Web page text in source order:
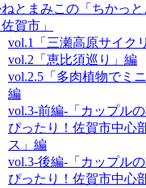
とまみこの「ちかっ
賀市」
vol.1「三瀬高原サイク
vol.2「恵比須巡り」編
vol.2.5「多肉植物でミ
編
vol.3‐前編‐「カップル
ぴったり！佐賀市中心
ス」編
vol.3‐後編‐「カップル
ぴったり！佐賀市中心